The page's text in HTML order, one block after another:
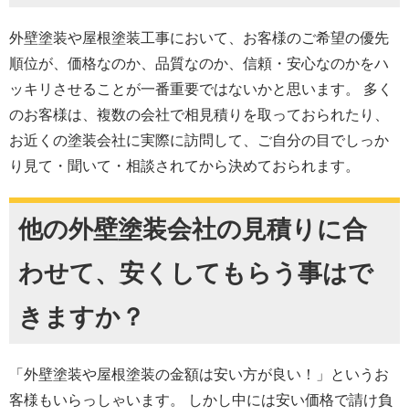
外壁塗装や屋根塗装工事において、お客様のご希望の優先
順位が、価格なのか、品質なのか、信頼・安心なのかをハ
ッキリさせることが一番重要ではないかと思います。 多く
のお客様は、複数の会社で相見積りを取っておられたり、
お近くの塗装会社に実際に訪問して、ご自分の目でしっか
り見て・聞いて・相談されてから決めておられます。
他の外壁塗装会社の見積りに合
わせて、安くしてもらう事はで
きますか？
「外壁塗装や屋根塗装の金額は安い方が良い！」というお
客様もいらっしゃいます。 しかし中には安い価格で請け負